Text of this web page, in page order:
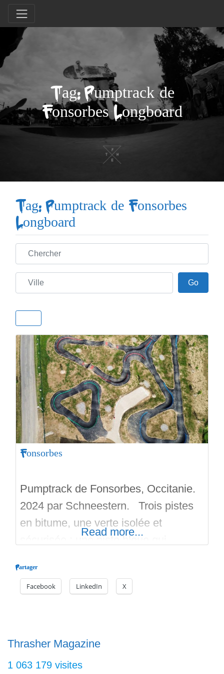
Tag: Pumptrack de
Fonsorbes Longboard
Tag: Pumptrack de Fonsorbes
Longboard
Chercher
Ville GoGo
Fonsorbes
Pumptrack de Fonsorbes, Occitanie.
2024 par Schneestern. Trois pistes
en bitume, une verte isolée et
sécurisée ; une piste bleue qui
à des plateformes ou des aiguillages.
Ces deux pistes permettent de rouler
balisées en couleur de leur niveau
respectif.
Read more...
Partager
Facebook LinkedIn X
Thrasher Magazine
1 063 179 visites